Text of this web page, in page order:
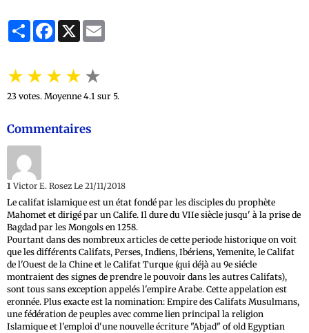
PartagerFacebook
X
★★★★★
23 votes. Moyenne 4.1 sur 5.
Commentaires
1 Victor E. Rosez Le 21/11/2018
Le califat islamique est un état fondé par les disciples du prophète
Mahomet et dirigé par un Calife. Il dure du VIIe siècle jusqu' à la prise de
Bagdad par les Mongols en 1258.
Pourtant dans des nombreux articles de cette periode historique on voit
que les différents Califats, Perses, Indiens, Ibériens, Yemenite, le Califat
de l'Ouest de la Chine et le Califat Turque (qui déjà au 9e siécle
montraient des signes de prendre le pouvoir dans les autres Califats),
sont tous sans exception appelés l'empire Arabe. Cette appelation est
eronnée. Plus exacte est la nomination: Empire des Califats Musulmans,
une fédération de peuples avec comme lien principal la religion
Islamique et l'emploi d'une nouvelle écriture "Abjad" of old Egyptian